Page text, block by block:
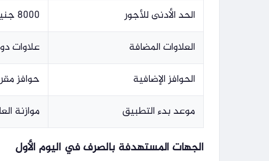
الحد الأدنى للأجور
8000 جنيه شهرياً
العلاوات المضافة
علاوات
الحوافز الإضافية
حوافز
موعد بدء التطبيق
موازنة العام
الجهات المستهدفة بالصرف في اليوم الأول